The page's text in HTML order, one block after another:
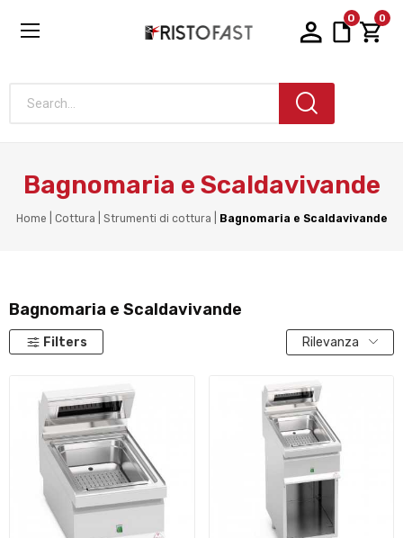
0 0
Search...
Bagnomaria e Scaldavivande
Home Cottura Strumenti di cottura Bagnomaria e Scaldavivande
Bagnomaria e Scaldavivande
Filters Rilevanza